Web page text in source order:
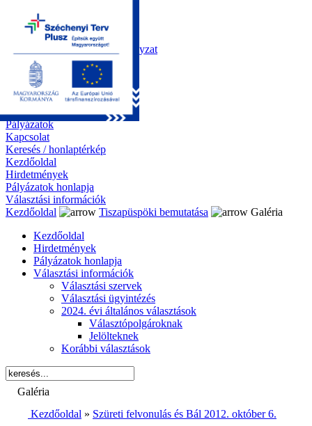
Kezdőoldal
Önkormányzat
Polgármesteri Hivatal
Roma Nemzetiségi Önkormányzat
Elektronikus ügyintézés
Közérdekű információk
Tiszapüspöki bemutatása
Galéria
Díjazottaink
Pályázatok
Kapcsolat
Keresés / honlaptérkép
Kezdőoldal
Hirdetmények
Pályázatok honlapja
Választási információk
Kezdőoldal
Tiszapüspöki bemutatása
Galéria
Kezdőoldal
Hirdetmények
Pályázatok honlapja
Választási információk
Választási szervek
Választási ügyintézés
2024. évi általános választások
Választópolgároknak
Jelölteknek
Korábbi választások
Galéria
Kezdőoldal » Szüreti felvonulás és Bál 2012. október 6.